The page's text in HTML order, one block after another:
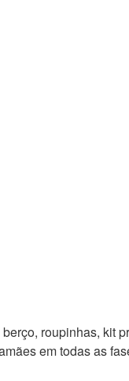
roupinhas, kit
em todas as